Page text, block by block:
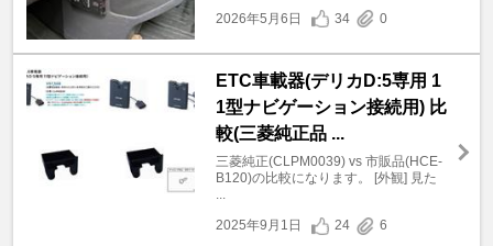
2026年5月6日
34 0
ETC車載器(デリカD:5専用 1
1型ナビゲーション接続用) 比
較(三菱純正品 ...
三菱純正(CLPM0039) vs 市販品(HCE-
B120)の比較になります。 [外観] 見た
...
2025年9月1日
24 6